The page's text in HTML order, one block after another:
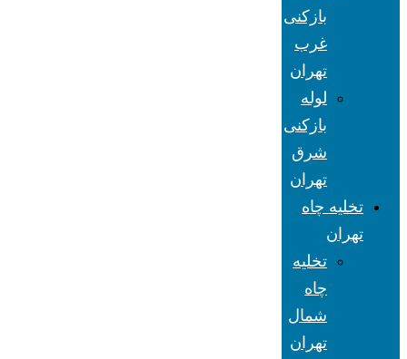
بازکنی
غرب
تهران
لوله
بازکنی
شرق
تهران
تخلیه چاه
تهران
تخلیه
چاه
شمال
تهران